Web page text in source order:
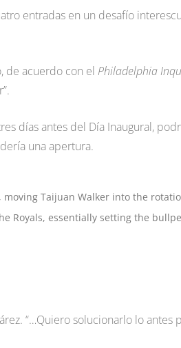
entradas en un desafío
de acuerdo con el Philadelphia
días antes del Día Inaugural,
una apertura.
Taijuan Walker into the
Royals, essentially setting the
“…Quiero solucionarlo lo antes